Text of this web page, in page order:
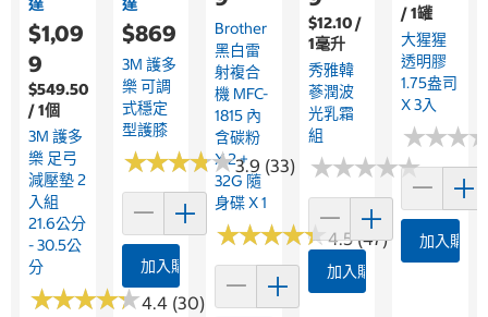
$1,09
9
$549.50
/ 1個
3M 護多
樂 足弓
減壓墊 2
入組
21.6公分
- 30.5公
分
★★★★★
★★★★★4.4 (30)
$869
3M 護多
樂 可調
式穩定
型護膝
★★★★★
★★★★★3.9 (33)
加入購物車
Brother
黑白雷
射複合
機 MFC-
1815 內
含碳粉
X 2 +
32G 隨
身碟 X 1
★★★★★
★★★★★4.5 (47)
$12.10 /
1毫升
秀雅韓
蔘潤波
光乳霜
組
★★★★★
★★★★★
加入購物車
/ 1罐
大猩猩
透明膠
1.75盎司
X 3入
★★★
★★★
加入購物